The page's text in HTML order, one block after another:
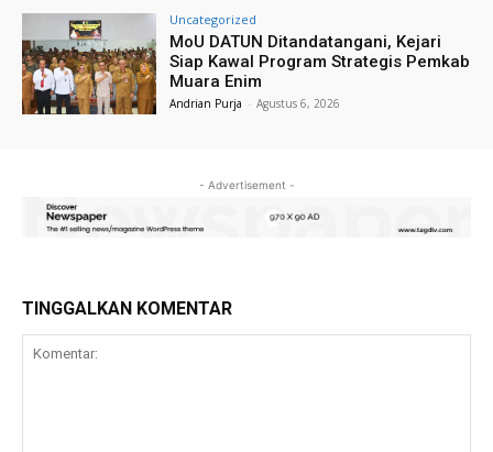
Uncategorized
MoU DATUN Ditandatangani, Kejari
Siap Kawal Program Strategis Pemkab
Muara Enim
Andrian Purja - Agustus 6, 2026
- Advertisement -
TINGGALKAN KOMENTAR